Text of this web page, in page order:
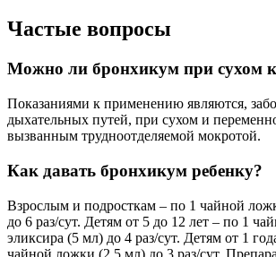
Частые вопросы
Можно ли бронхикум при сухом
Показаниями к применению являются,
дыхательных путей, при сухом и
вызванным трудноотделяемой мокротой.
Как давать бронхикум ребенку?
Взрослым и подросткам – по 1 чайной
до 6 раз/сут. Детям от 5 до 12 лет – по 1
эликсира (5 мл) до 4 раз/сут. Детям от 1
чайной ложки (2.5 мл) до 3 раз/сут.